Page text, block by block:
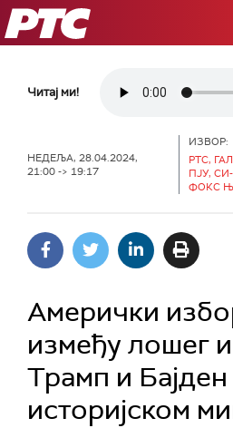
РТС
Читај ми!
НЕДЕЉА, 28.04.2024,
21:00 -> 19:17
ИЗВОР:
РТС,
ПЈУ,
ФОКС
Амерички
између лошег
Трамп и Бајден
историјском